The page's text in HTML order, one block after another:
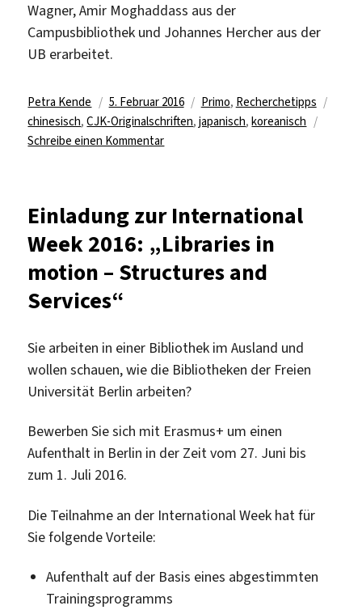
Wagner, Amir Moghaddass aus der
Campusbibliothek und Johannes Hercher aus der
UB erarbeitet.
Autor
Petra Kende
Veröffentlicht
am
5. Februar 2016 Kategorien
Primo, Recherchetipps
chinesisch,CJK-Originalschriften,japanisch,koreanisch
Schreibe einen Kommentarzu
chinesischen
Schriftzeichen
Einladung zur International
Week 2016: „Libraries in
motion – Structures and
Services“
Sie arbeiten in einer Bibliothek im Ausland und
wollen schauen, wie die Bibliotheken der Freien
Universität Berlin arbeiten?
Bewerben Sie sich mit Erasmus+ um einen
Aufenthalt in Berlin in der Zeit vom 27. Juni bis
zum 1. Juli 2016.
Die Teilnahme an der International Week hat für
Sie folgende Vorteile:
Aufenthalt auf der Basis eines abgestimmten
Trainingsprogramms